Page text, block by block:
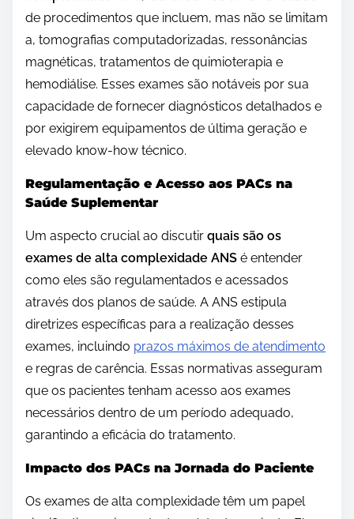
de procedimentos que incluem, mas não se limitam
a, tomografias computadorizadas, ressonâncias
magnéticas, tratamentos de quimioterapia e
hemodiálise. Esses exames são notáveis por sua
capacidade de fornecer diagnósticos detalhados e
por exigirem equipamentos de última geração e
elevado know-how técnico.
Regulamentação e Acesso aos PACs na
Saúde Suplementar
Um aspecto crucial ao discutir quais são os
exames de alta complexidade ANS é entender
como eles são regulamentados e acessados
através dos planos de saúde. A ANS estipula
diretrizes específicas para a realização desses
exames, incluindo prazos máximos de atendimento
e regras de carência. Essas normativas asseguram
que os pacientes tenham acesso aos exames
necessários dentro de um período adequado,
garantindo a eficácia do tratamento.
Impacto dos PACs na Jornada do Paciente
Os exames de alta complexidade têm um papel